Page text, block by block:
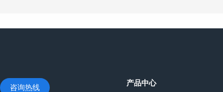
咨询热线
产品中心